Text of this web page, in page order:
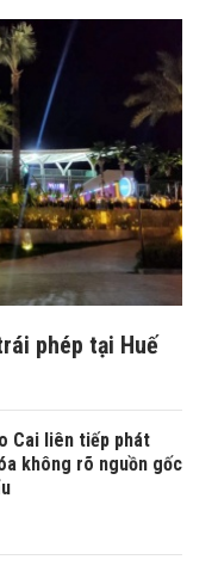
phép tại Huế
Cai liên tiếp phát
không rõ nguồn gốc